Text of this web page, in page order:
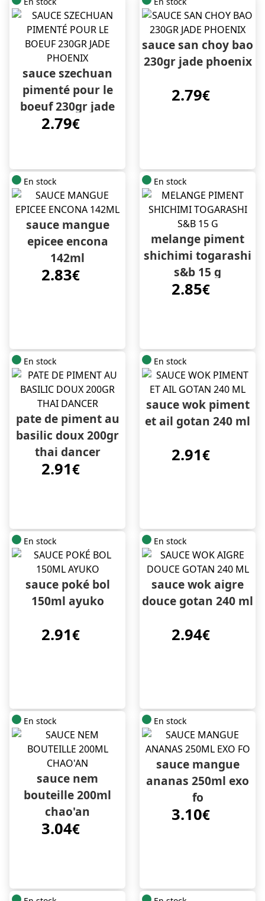
sauce szechuan
pimenté pour le
boeuf 230gr jade
phoenix
2.79€
sauce san choy bao
230gr jade phoenix
2.79€
En stock
sauce mangue
epicee encona
142ml
2.83€
En stock
melange piment
shichimi togarashi
s&b 15 g
2.85€
En stock
pate de piment au
basilic doux 200gr
thai dancer
2.91€
En stock
sauce wok piment
et ail gotan 240 ml
2.91€
En stock
sauce poké bol
150ml ayuko
2.91€
En stock
sauce wok aigre
douce gotan 240 ml
2.94€
En stock
sauce nem
bouteille 200ml
chao'an
3.04€
En stock
sauce mangue
ananas 250ml exo
fo
3.10€